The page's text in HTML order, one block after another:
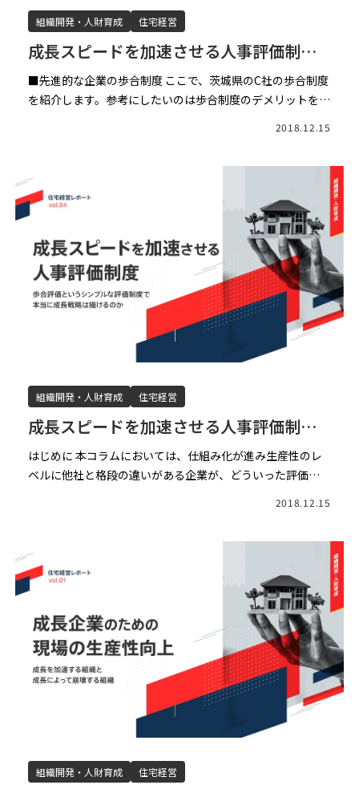
組織開発・人財育成 住宅経営
成長スピードを加速させる人事評価制度
～歩合評価というシンプルな評価制度で
本当に成長戦略は描けるのか〜（後編）
■先進的な企業の歩合制度 ここで、茨城県のC社の歩合制度
を紹介します。参考にしたいのは歩合制度のデメリットをど
合が適切に設定される仕組みをどう構築するかです。 C社は
2018.12.15
組織開発・人財育成 住宅経営
成長スピードを加速させる人事評価制度
～歩合評価というシンプルな評価制度で
本当に成長戦略は描けるのか〜（前編）
はじめに 本コラムにおいては、仕組み化が進み生産性のレ
ベルに他社と格段の違いがある企業が、どういった評価制
た。 多くの住宅会社様が導入されている歩合制度は、シン
2018.12.15
組織開発・人財育成 住宅経営